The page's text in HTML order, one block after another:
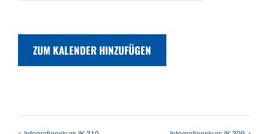
ZUM KALENDER HINZUFÜGEN